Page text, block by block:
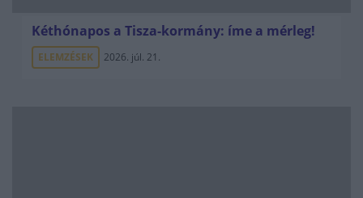
Kéthónapos a Tisza-kormány: íme a mérleg!
ELEMZÉSEK 2026. júl. 21.